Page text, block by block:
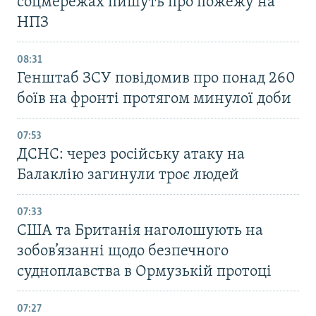
НПЗ
08:31
Генштаб ЗСУ повідомив про понад 260
боїв на фронті протягом минулої доби
07:53
ДСНС: через російську атаку на
Балаклію загинули троє людей
07:33
США та Британія наголошують на
зобов’язанні щодо безпечного
судноплавства в Ормузькій протоці
07:27